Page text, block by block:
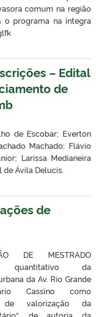
comum na região
o programa na integra
– Edital
de
de Escobar; Everton
Machado; Flávio
Larissa Medianeira
de Ávila Delucis.
de
DE MESTRADO
quantitativo da
da Av. Rio Grande
Cassino como
de valorização da
de autoria da